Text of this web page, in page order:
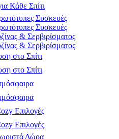
Κάθε Σπίτι
Συσκευές
Συσκευές
& Σερβιρίσματος
& Σερβιρίσματος
στο Σπίτι
στο Σπίτι
Επιλογές
Επιλογές
Δώρα